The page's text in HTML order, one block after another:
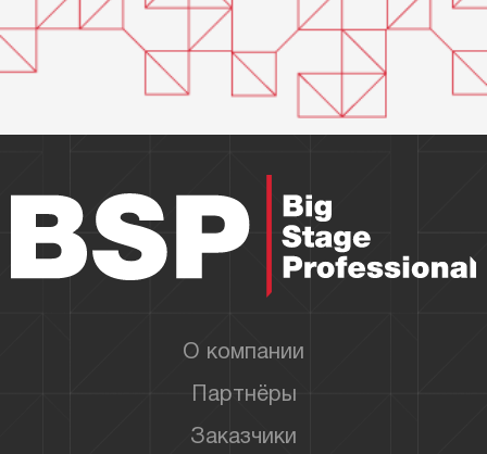
О компании
Партнёры
Заказчики